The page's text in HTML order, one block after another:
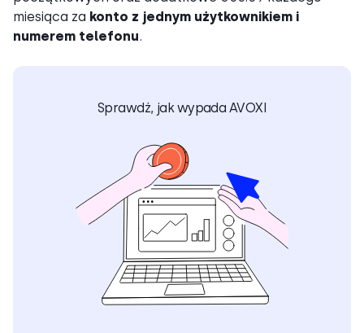
miesiąca za konto z jednym użytkownikiem i
numerem telefonu.
Sprawdź, jak wypada AVOXI